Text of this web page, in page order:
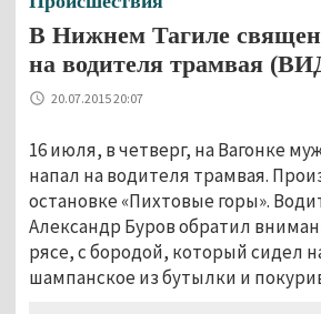
В Нижнем Тагиле
на водителя трамвая
20.07.2015 20:07
16 июля, в четверг, на Вагонке
напал на водителя трамвая.
остановке «Пихтовые горы».
Александр Буров обратил
рясе, с бородой, который сидел
шампанское из бутылки и